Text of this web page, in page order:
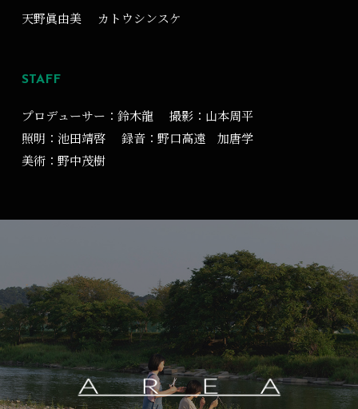
天野眞由美 カトウシンスケ
STAFF
プロデューサー：鈴木龍
撮影：山本周平
照明：池田靖啓
録音：野口高遠 加唐学
美術：野中茂樹